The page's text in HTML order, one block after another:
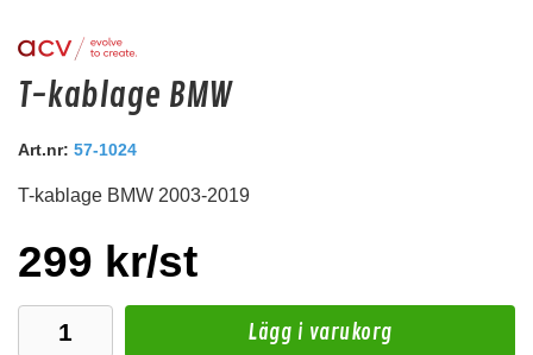
BMW-DIN
Antennadapter DIN kontakt
Snabblager 1-3 dagar
T-kablage BMW
Art.nr: 57-1024
T-kablage BMW 2003-2019
299 kr/st
Lägg i varukorg